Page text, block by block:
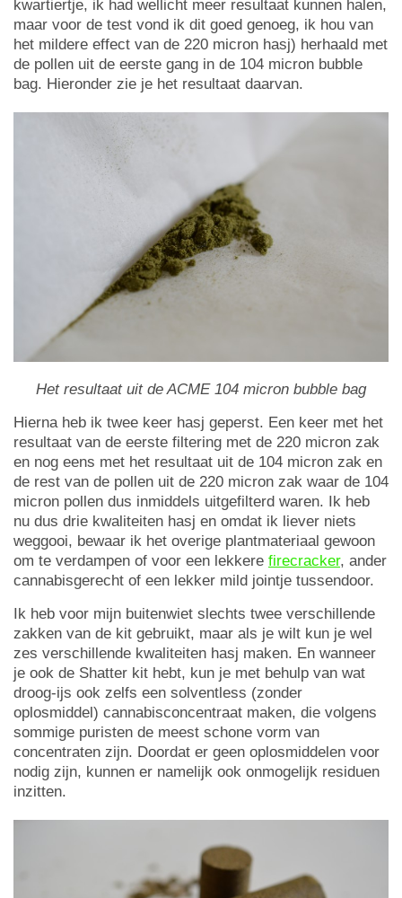
kwartiertje, ik had wellicht meer resultaat kunnen halen,
maar voor de test vond ik dit goed genoeg, ik hou van
het mildere effect van de 220 micron hasj) herhaald met
de pollen uit de eerste gang in de 104 micron bubble
bag. Hieronder zie je het resultaat daarvan.
Het resultaat uit de ACME 104 micron bubble bag
Hierna heb ik twee keer hasj geperst. Een keer met het
resultaat van de eerste filtering met de 220 micron zak
en nog eens met het resultaat uit de 104 micron zak en
de rest van de pollen uit de 220 micron zak waar de 104
micron pollen dus inmiddels uitgefilterd waren. Ik heb
nu dus drie kwaliteiten hasj en omdat ik liever niets
weggooi, bewaar ik het overige plantmateriaal gewoon
om te verdampen of voor een lekkere firecracker, ander
cannabisgerecht of een lekker mild jointje tussendoor.
Ik heb voor mijn buitenwiet slechts twee verschillende
zakken van de kit gebruikt, maar als je wilt kun je wel
zes verschillende kwaliteiten hasj maken. En wanneer
je ook de Shatter kit hebt, kun je met behulp van wat
droog-ijs ook zelfs een solventless (zonder
oplosmiddel) cannabisconcentraat maken, die volgens
sommige puristen de meest schone vorm van
concentraten zijn. Doordat er geen oplosmiddelen voor
nodig zijn, kunnen er namelijk ook onmogelijk residuen
inzitten.